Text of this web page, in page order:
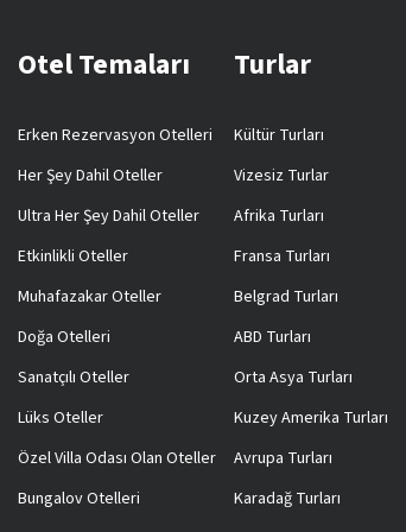
Otel Temaları
Erken Rezervasyon Otelleri
Her Şey Dahil Oteller
Ultra Her Şey Dahil Oteller
Etkinlikli Oteller
Muhafazakar Oteller
Doğa Otelleri
Sanatçılı Oteller
Lüks Oteller
Özel Villa Odası Olan Oteller
Bungalov Otelleri
Turlar
Kültür Turları
Vizesiz Turlar
Afrika Turları
Fransa Turları
Belgrad Turları
ABD Turları
Orta Asya Turları
Kuzey Amerika Turları
Avrupa Turları
Karadağ Turları